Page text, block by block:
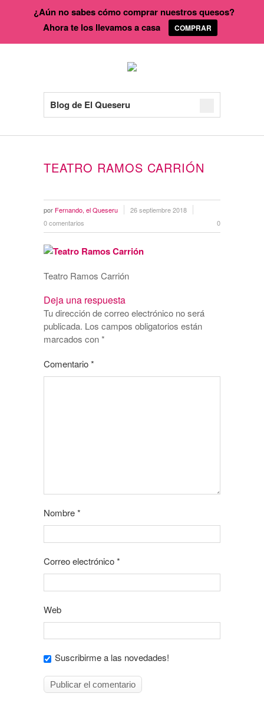
Blog de El Queseru
TEATRO RAMOS CARRIÓN
por Fernando, el Queseru
26 septiembre 2018
0 comentarios
0
Teatro Ramos Carrión
Deja una respuesta
Tu dirección de correo electrónico no será
publicada. Los campos obligatorios están
marcados con*
Comentario*
Nombre*
Correo electrónico*
Web
Suscribirme a las novedades!
¿Aún no sabes cómo comprar nuestros quesos?
Ahora te los llevamos a casa
COMPRAR